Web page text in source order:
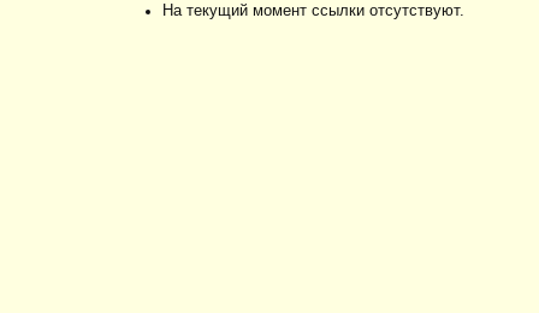
На текущий момент ссылки отсутствуют.